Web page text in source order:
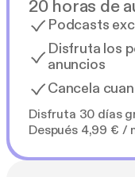
20 horas de
Podcasts
Disfruta los
anuncios
Cancela
Disfruta 30 días
Después 4,99 € /